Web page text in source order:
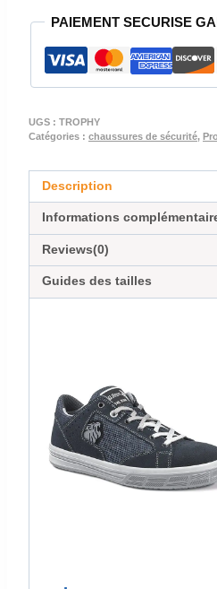
-
TROPHY
S1P
SRC
PROMO
PAIEMENT SECURISE
UGS : TROPHY
Catégories : chaussures de sécurité,
Description
Informations
Reviews(0)
Guides des tailles